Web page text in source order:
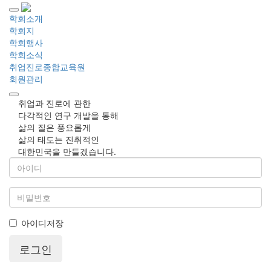
학회소개
학회지
학회행사
학회소식
취업진로종합교육원
회원관리
취업과 진로에 관한
다각적인 연구 개발을 통해
삶의 질은 풍요롭게
삶의 태도는 진취적인
대한민국을 만들겠습니다.
아이디저장